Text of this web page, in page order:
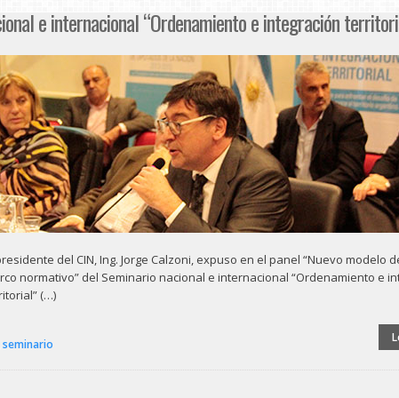
e internacional “Ordenamiento e integración
del CIN, Ing. Jorge Calzoni, expuso en el panel “Nuevo modelo
normativo” del Seminario nacional e internacional “Ordenamiento e
(…)
seminario